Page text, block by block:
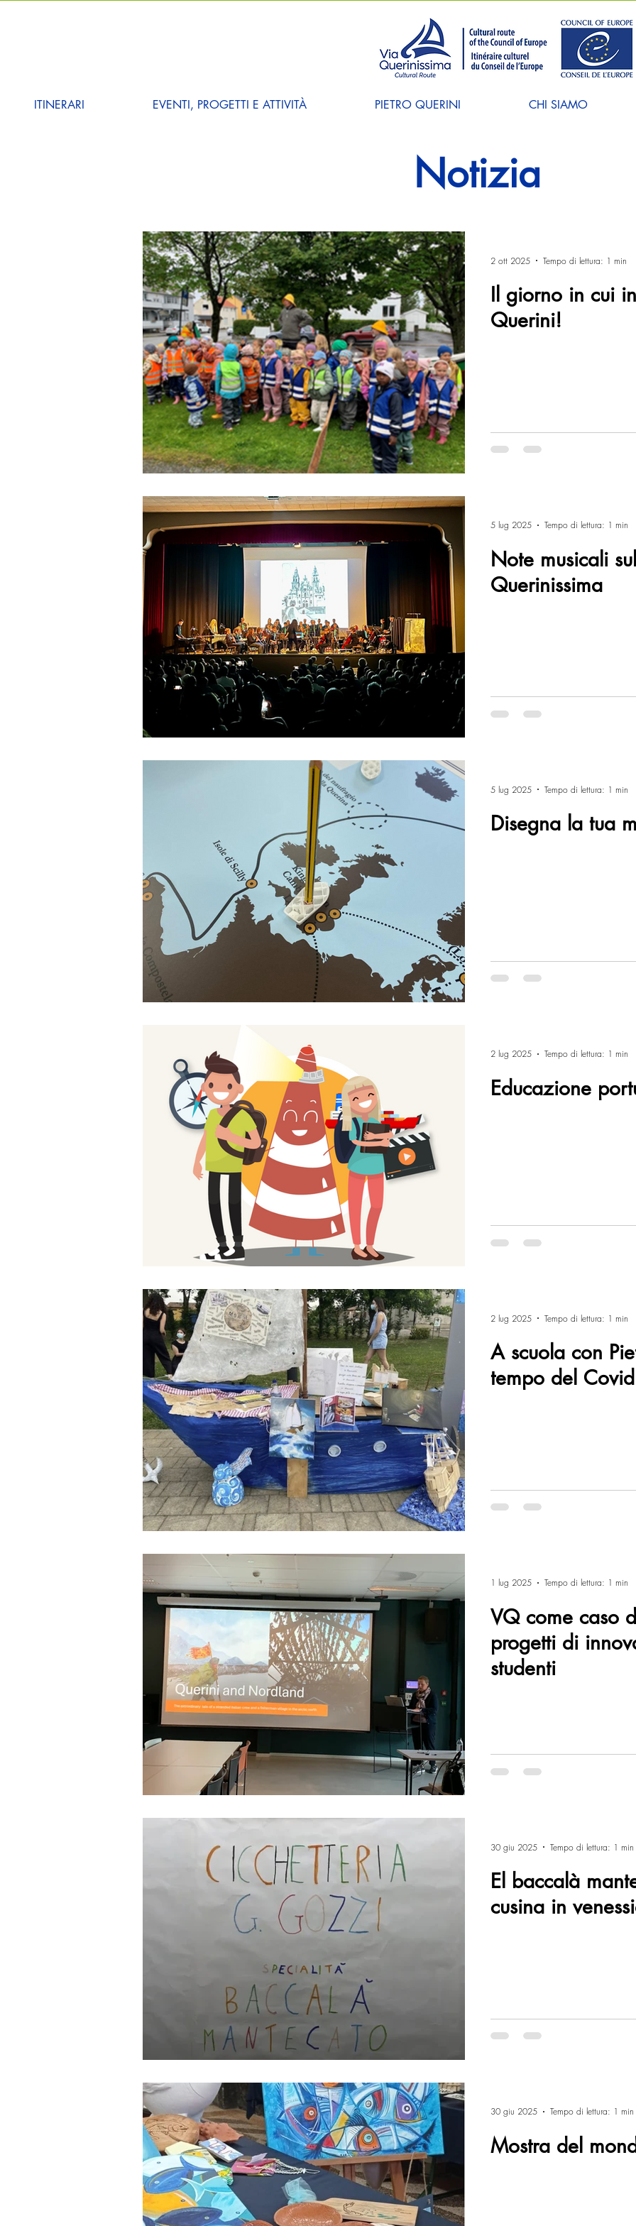
ITINERARI EVENTI, PROGETTI E ATTIVITÀ PIETRO QUERINI CHI SIAMO
Notizia
Il giorno in cui
Querini!
2 ott 2025 Tempo di lettura: 1 min
Note musicali
Querinissima
5 lug 2025 Tempo di lettura: 1 min
Disegna la tua
5 lug 2025 Tempo di lettura: 1 min
Educazione
2 lug 2025 Tempo di lettura: 1 min
A scuola con
tempo del Covid
2 lug 2025 Tempo di lettura: 1 min
VQ come caso
progetti di
studenti
1 lug 2025 Tempo di lettura: 1 min
El baccalà
cusina in
30 giu 2025 Tempo di lettura: 1 min
Mostra del
30 giu 2025 Tempo di lettura: 1 min